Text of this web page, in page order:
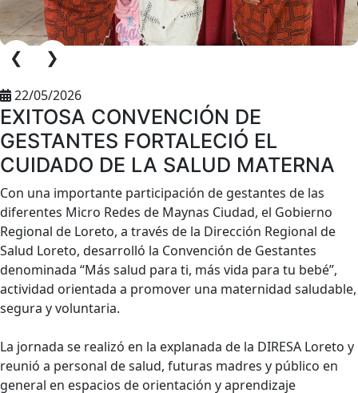
❮ ❯
22/05/2026
EXITOSA CONVENCIÓN DE
GESTANTES FORTALECIÓ EL
CUIDADO DE LA SALUD MATERNA
Con una importante participación de gestantes de las
diferentes Micro Redes de Maynas Ciudad, el Gobierno
Regional de Loreto, a través de la Dirección Regional de
Salud Loreto, desarrolló la Convención de Gestantes
denominada “Más salud para ti, más vida para tu bebé”,
actividad orientada a promover una maternidad saludable,
segura y voluntaria.
La jornada se realizó en la explanada de la DIRESA Loreto y
reunió a personal de salud, futuras madres y público en
general en espacios de orientación y aprendizaje